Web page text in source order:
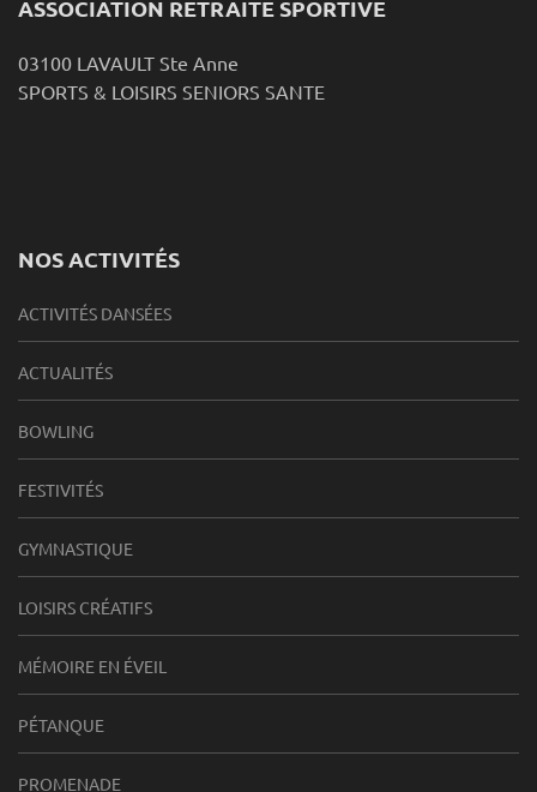
ASSOCIATION RETRAITE SPORTIVE
03100 LAVAULT Ste Anne
SPORTS & LOISIRS SENIORS SANTE
NOS ACTIVITÉS
ACTIVITÉS DANSÉES
ACTUALITÉS
BOWLING
FESTIVITÉS
GYMNASTIQUE
LOISIRS CRÉATIFS
MÉMOIRE EN ÉVEIL
PÉTANQUE
PROMENADE